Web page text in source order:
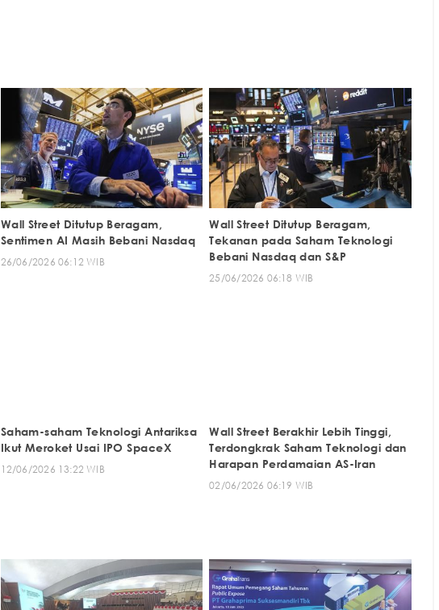
Wall Street Ditutup Beragam,
Sentimen AI Masih Bebani Nasdaq
26/06/2026 06:12 WIB
Wall Street Ditutup Beragam,
Tekanan pada Saham Teknologi
Bebani Nasdaq dan S&P
25/06/2026 06:18 WIB
Saham-saham Teknologi Antariksa
Ikut Meroket Usai IPO SpaceX
12/06/2026 13:22 WIB
Wall Street Berakhir Lebih Tinggi,
Terdongkrak Saham Teknologi dan
Harapan Perdamaian AS-Iran
02/06/2026 06:19 WIB